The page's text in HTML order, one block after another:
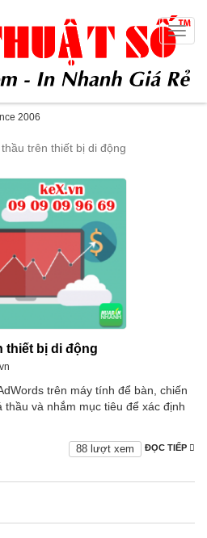
2006
Toggle
trên thiết bị di động
thiết bị di động
trên máy tính để bàn, chiến
và nhắm mục tiêu để xác định
ĐỌC TIẾP
88 lượt xem